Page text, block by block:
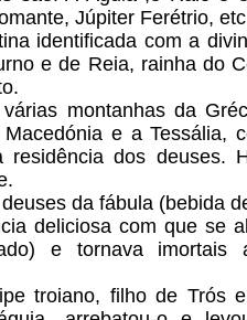
Júpiter Ferétrio,
identificada com a
e de Reia, rainha do
montanhas da
e a Tessália,
residência dos deuses.
da fábula (bebida
deliciosa com que se
e tornava
troiano, filho de Trós